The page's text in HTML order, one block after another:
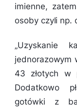
imienne,
osoby czyli np.
„Uzyskanie
jednorazowym
43 złotych w
Dodatkowo
gotówki z